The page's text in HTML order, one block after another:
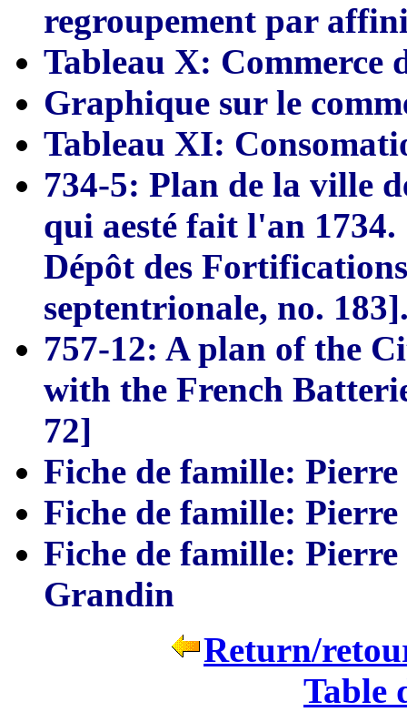
regroupement par
Tableau X: Commerce
Graphique sur le
Tableau XI: Consomati
734-5: Plan de la ville
qui aesté fait l'an 1734.
Dépôt des
septentrionale, no. 183]
757-12: A plan of the
with the French
72]
Fiche de famille:
Fiche de famille:
Fiche de famille:
Grandin
Return/
Table